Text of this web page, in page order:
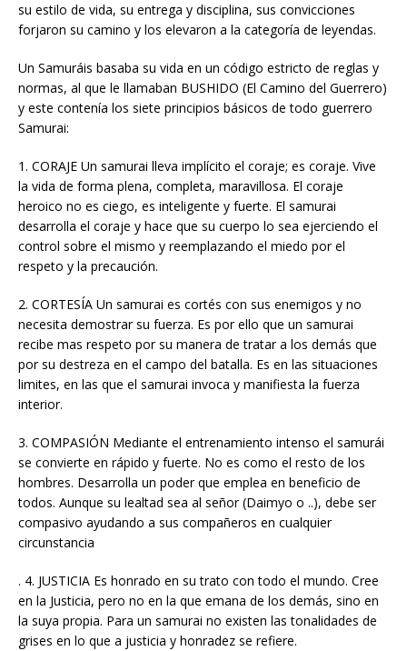
su estilo de vida, su entrega y disciplina, sus convicciones
forjaron su camino y los elevaron a la categoría de leyendas.
Un Samuráis basaba su vida en un código estricto de reglas y
normas, al que le llamaban BUSHIDO (El Camino del Guerrero)
y este contenía los siete principios básicos de todo guerrero
Samurai:
1. CORAJE Un samurai lleva implícito el coraje; es coraje. Vive
la vida de forma plena, completa, maravillosa. El coraje
heroico no es ciego, es inteligente y fuerte. El samurai
desarrolla el coraje y hace que su cuerpo lo sea ejerciendo el
control sobre el mismo y reemplazando el miedo por el
respeto y la precaución.
2. CORTESÍA Un samurai es cortés con sus enemigos y no
necesita demostrar su fuerza. Es por ello que un samurai
recibe mas respeto por su manera de tratar a los demás que
por su destreza en el campo del batalla. Es en las situaciones
limites, en las que el samurai invoca y manifiesta la fuerza
interior.
3. COMPASIÓN Mediante el entrenamiento intenso el samurái
se convierte en rápido y fuerte. No es como el resto de los
hombres. Desarrolla un poder que emplea en beneficio de
todos. Aunque su lealtad sea al señor (Daimyo o ..), debe ser
compasivo ayudando a sus compañeros en cualquier
circunstancia
. 4. JUSTICIA Es honrado en su trato con todo el mundo. Cree
en la Justicia, pero no en la que emana de los demás, sino en
la suya propia. Para un samurai no existen las tonalidades de
grises en lo que a justicia y honradez se refiere.